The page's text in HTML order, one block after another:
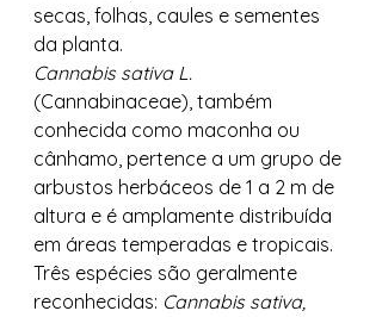
secas, folhas, caules e sementes
da planta.
Cannabis sativa L.
(Cannabinaceae), também
conhecida como maconha ou
cânhamo, pertence a um grupo de
arbustos herbáceos de 1 a 2 m de
altura e é amplamente distribuída
em áreas temperadas e tropicais.
Três espécies são geralmente
reconhecidas: Cannabis sativa,